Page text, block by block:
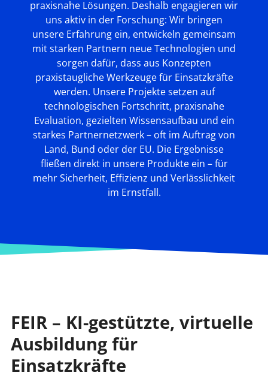
praxisnahe Lösungen. Deshalb engagieren wir
uns aktiv in der Forschung: Wir bringen
unsere Erfahrung ein, entwickeln gemeinsam
mit starken Partnern neue Technologien und
sorgen dafür, dass aus Konzepten
praxistaugliche Werkzeuge für Einsatzkräfte
werden. Unsere Projekte setzen auf
technologischen Fortschritt, praxisnahe
Evaluation, gezielten Wissensaufbau und ein
starkes Partnernetzwerk – oft im Auftrag von
Land, Bund oder der EU. Die Ergebnisse
fließen direkt in unsere Produkte ein – für
mehr Sicherheit, Effizienz und Verlässlichkeit
im Ernstfall.
FEIR – KI-gestützte, virtuelle
Ausbildung für
Einsatzkräfte